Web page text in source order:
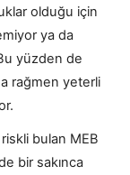
olduğu için
ya da
yüzden de
rağmen yeterli
bulan MEB
bir sakınca